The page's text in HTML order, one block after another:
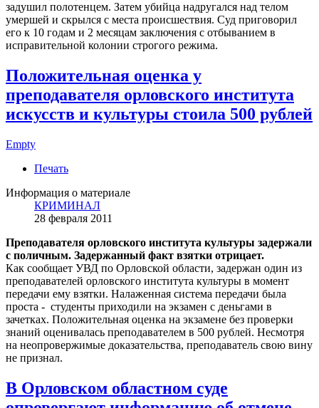
задушил полотенцем. Затем убийца надругался над телом
умершей и скрылся с места происшествия. Суд приговорил
его к 10 годам и 2 месяцам заключения с отбыванием в
исправительной колонии строгого режима.
Положительная оценка у
преподавателя орловского института
искусств и культуры стоила 500 рублей
Empty
Печать
Информация о материале
КРИМИНАЛ
28 февраля 2011
Преподавателя орловского института культуры задержали
с поличным. Задержанный факт взятки отрицает.
Как сообщает УВД по Орловской области, задержан один из
преподавателей орловского института культуры в момент
передачи ему взятки. Налаженная система передачи была
проста - студенты приходили на экзамен с деньгами в
зачетках. Положительная оценка на экзамене без проверки
знаний оценивалась преподавателем в 500 рублей. Несмотря
на неопровержимые доказательства, преподаватель свою вину
не признал.
В Орловском областном суде